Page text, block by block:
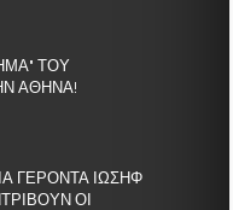
ΤΟΥ
ΑΘΗΝΑ!
ΓΕΡΟΝΤΑ ΙΩΣΗΦ
ΟΙ